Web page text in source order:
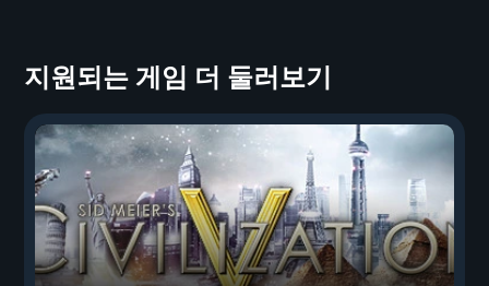
지원되는 게임 더 둘러보기